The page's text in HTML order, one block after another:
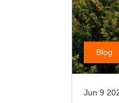
Blog
Jun 9